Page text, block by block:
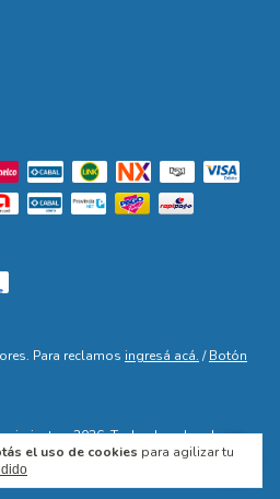
el uso de cookies para agilizar tu
Para reclamos ingresá acá. / Botón
- 2026. Todos los derechos